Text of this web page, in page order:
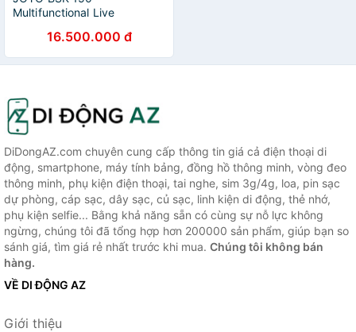
Multifunctional Live
Amplifier - Loa Amply cho
Guitar Acoustic - Hàng chính
hãng
16.500.000 đ
DiDongAZ.com chuyên cung cấp thông tin giá cả điện thoại di
động, smartphone, máy tính bảng, đồng hồ thông minh, vòng đeo
thông minh, phụ kiện điện thoại, tai nghe, sim 3g/4g, loa, pin sạc
dự phòng, cáp sạc, dây sạc, củ sạc, linh kiện di động, thẻ nhớ,
phụ kiện selfie... Bằng khả năng sẵn có cùng sự nỗ lực không
ngừng, chúng tôi đã tổng hợp hơn 200000 sản phẩm, giúp bạn so
sánh giá, tìm giá rẻ nhất trước khi mua. Chúng tôi không bán
hàng.
VỀ DI ĐỘNG AZ
Giới thiệu